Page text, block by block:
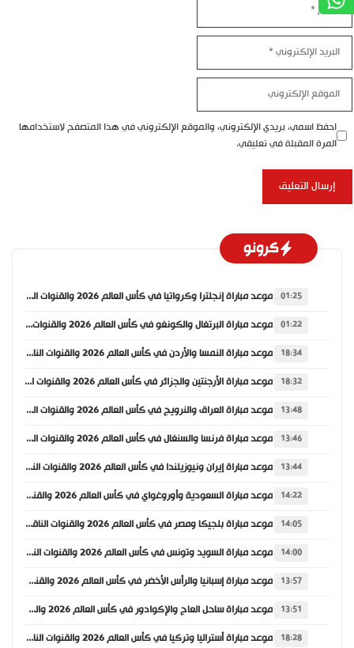
الإلكتروني
الإلكتروني
احفظ اسمي، بريدي الإلكتروني، والموقع الإلكتروني في هذا المتصفح لاستخدامها
المرة المقبلة في تعليقي.
كرونو
01:25 موعد مباراة إنجلترا وكرواتيا في كأس العالم 2026 والقنوات الناقلة
01:22 موعد مباراة البرتغال والكونغو في كأس العالم 2026 والقنوات الناقلة
18:34 موعد مباراة النمسا والأردن في كأس العالم 2026 والقنوات الناقلة
18:32 موعد مباراة الأرجنتين والجزائر في كأس العالم 2026 والقنوات الناقلة
13:48 موعد مباراة العراق والنرويج في كأس العالم 2026 والقنوات الناقلة
13:46 موعد مباراة فرنسا والسنغال في كأس العالم 2026 والقنوات الناقلة
13:44 موعد مباراة إيران ونيوزيلندا في كأس العالم 2026 والقنوات الناقلة
14:22 موعد مباراة السعودية وأوروغواي في كأس العالم 2026 والقنوات الناقلة
14:05 موعد مباراة بلجيكا ومصر في كأس العالم 2026 والقنوات الناقلة
14:00 موعد مباراة السويد وتونس في كأس العالم 2026 والقنوات الناقلة
13:57 موعد مباراة إسبانيا والرأس الأخضر في كأس العالم 2026 والقنوات الناقلة
13:51 موعد مباراة ساحل العاج والإكوادور في كأس العالم 2026 والقنوات الناقلة
18:28 موعد مباراة أستراليا وتركيا في كأس العالم 2026 والقنوات الناقلة